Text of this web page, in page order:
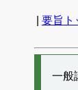
要旨ト
一般